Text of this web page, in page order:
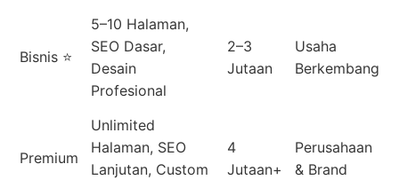
Bisnis ⭐
5–10 Halaman,
SEO Dasar,
Desain
Profesional
2–3
Jutaan
Usaha
Berkembang
Premium
Unlimited
Halaman, SEO
Lanjutan, Custom
4
Jutaan+
Perusahaan
& Brand